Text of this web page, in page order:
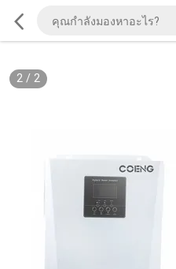
2/ 2